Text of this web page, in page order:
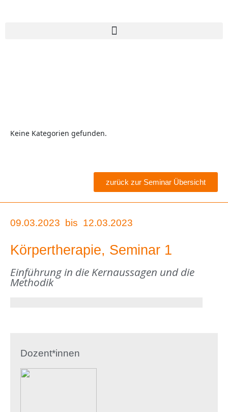
Keine Kategorien gefunden.
zurück zur Seminar Übersicht
09.03.2023 bis 12.03.2023
Körpertherapie, Seminar 1
Einführung in die Kernaussagen und die
Methodik
Dozent*innen